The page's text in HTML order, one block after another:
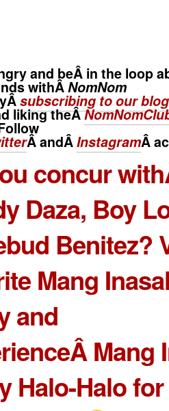
and beÂ in the loop
withÂNomNom
subscribing to our blog
liking theÂ
Â andÂInstagramÂ
concur
Daza, Boy
Benitez?
Mang
and
Mang
Halo-Halo for